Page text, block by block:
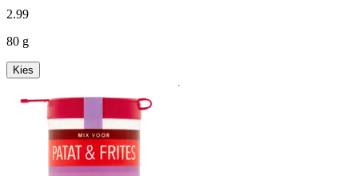
2.99
80 g
Kies